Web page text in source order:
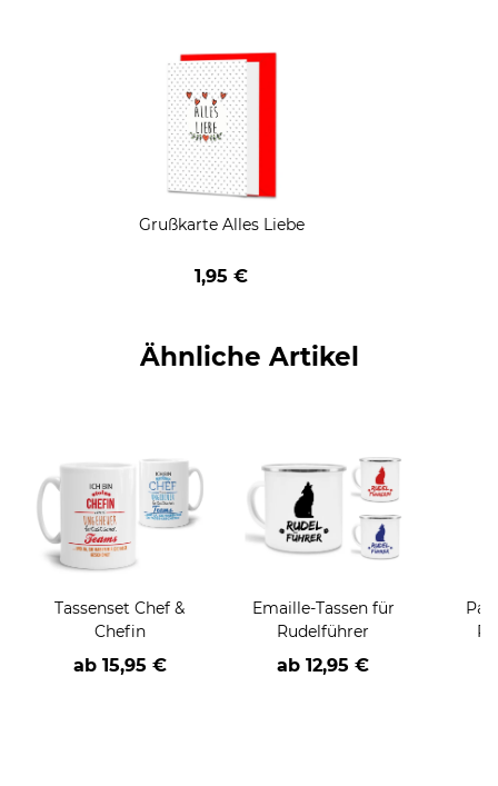
Grußkarte Alles Liebe
1,95 €
Ähnliche Artikel
Tassenset Chef &
Chefin
ab 15,95 €
Emaille-Tassen für
Rudelführer
ab 12,95 €